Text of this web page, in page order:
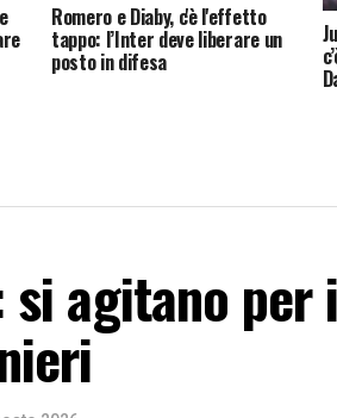
Romero e Diaby, c'è l'effetto
tappo: l’Inter deve liberare un
posto in difesa
agitano per